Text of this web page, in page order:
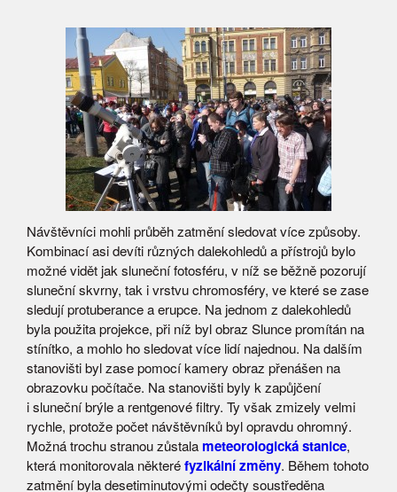
Návštěvníci mohli průběh zatmění sledovat více způsoby.
Kombinací asi devíti různých dalekohledů a přístrojů bylo
možné vidět jak sluneční fotosféru, v níž se běžně pozorují
sluneční skvrny, tak i vrstvu chromosféry, ve které se zase
sledují protuberance a erupce. Na jednom z dalekohledů
byla použita projekce, při níž byl obraz Slunce promítán na
stínítko, a mohlo ho sledovat více lidí najednou. Na dalším
stanovišti byl zase pomocí kamery obraz přenášen na
obrazovku počítače. Na stanovišti byly k zapůjčení
i sluneční brýle a rentgenové filtry. Ty však zmizely velmi
rychle, protože počet návštěvníků byl opravdu ohromný.
Možná trochu stranou zůstala meteorologická stanice,
která monitorovala některéfyzikální změny. Během tohoto
zatmění byla desetiminutovými odečty soustředěna